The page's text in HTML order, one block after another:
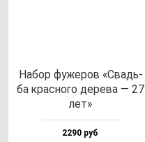
Набор фу­же­ров «Свадь­
ба крас­но­го де­ре­ва — 27
лет»
2290 руб